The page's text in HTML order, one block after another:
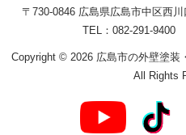
〒730-0846 広島県広島市中区西
TEL：082-291-9400
Copyright © 2026 広島市の外壁塗装
All Rights